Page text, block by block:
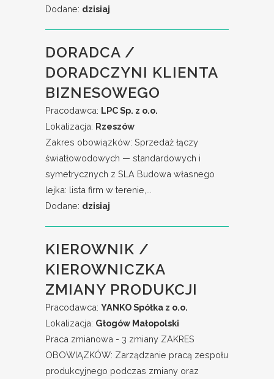
Dodane: dzisiaj
DORADCA /
DORADCZYNI KLIENTA
BIZNESOWEGO
Pracodawca: LPC Sp. z o.o.
Lokalizacja: Rzeszów
Zakres obowiązków: Sprzedaż łączy
światłowodowych — standardowych i
symetrycznych z SLA Budowa własnego
lejka: lista firm w terenie,...
Dodane: dzisiaj
KIEROWNIK /
KIEROWNICZKA
ZMIANY PRODUKCJI
Pracodawca: YANKO Spółka z o.o.
Lokalizacja: Głogów Małopolski
Praca zmianowa - 3 zmiany ZAKRES
OBOWIĄZKÓW: Zarządzanie pracą zespołu
produkcyjnego podczas zmiany oraz